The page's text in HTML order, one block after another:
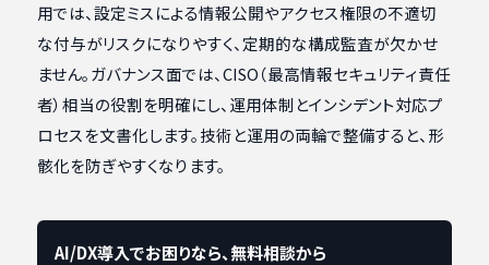
用では、設定ミスによる情報公開やアクセス権限の不適切
な付与がリスクになりやすく、定期的な構成監査が欠かせ
ません。ガバナンス面では、CISO（最高情報セキュリティ責任
者）相当の役割を明確にし、運用体制とインシデント対応プ
ロセスを文書化します。技術と運用の両輪で整備すると、形
骸化を防ぎやすくなります。
AI/DX導入でお困りなら、無料相談から